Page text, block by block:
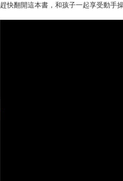
趕快翻開這本書，和孩子一起享受動手